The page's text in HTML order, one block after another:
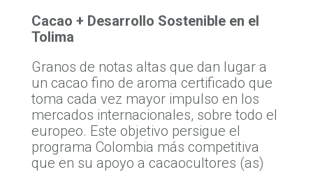
Cacao + Desarrollo Sostenible en el
Tolima
Granos de notas altas que dan lugar a
un cacao fino de aroma certificado que
toma cada vez mayor impulso en los
mercados internacionales, sobre todo el
europeo. Este objetivo persigue el
programa Colombia más competitiva
que en su apoyo a cacaocultores (as)